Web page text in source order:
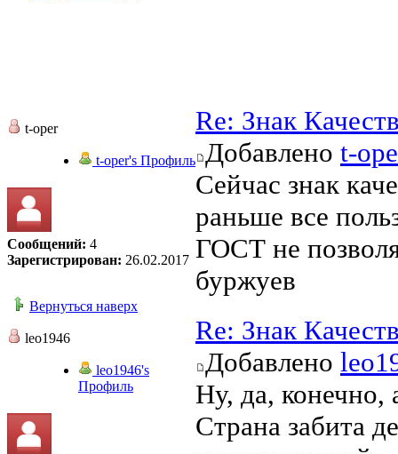
t-oper
t-oper's Профиль
Сообщений: 4
Зарегистрирован: 26.02.2017
Re: Знак
Добавлено t-
Сейчас знак
раньше все
ГОСТ не
буржуев
Вернуться наверх
leo1946
leo1946's
Профиль
Re: Знак
Добавлено
Ну, да, конечно,
Страна забита